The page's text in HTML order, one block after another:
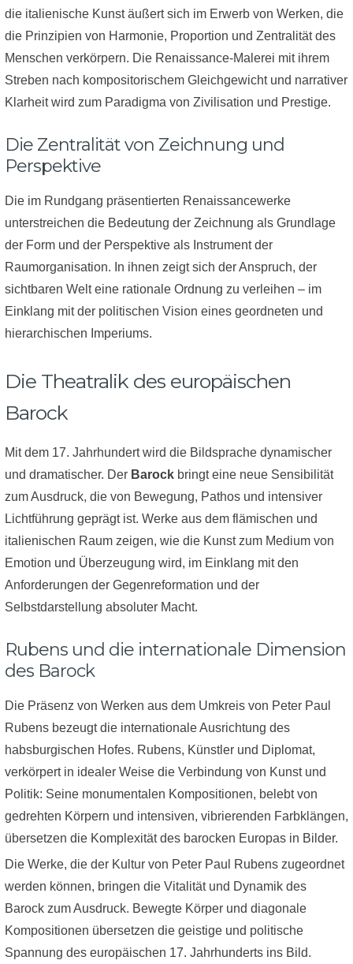
die italienische Kunst äußert sich im Erwerb von Werken, die
die Prinzipien von Harmonie, Proportion und Zentralität des
Menschen verkörpern. Die Renaissance-Malerei mit ihrem
Streben nach kompositorischem Gleichgewicht und narrativer
Klarheit wird zum Paradigma von Zivilisation und Prestige.
Die Zentralität von Zeichnung und
Perspektive
Die im Rundgang präsentierten Renaissancewerke
unterstreichen die Bedeutung der Zeichnung als Grundlage
der Form und der Perspektive als Instrument der
Raumorganisation. In ihnen zeigt sich der Anspruch, der
sichtbaren Welt eine rationale Ordnung zu verleihen – im
Einklang mit der politischen Vision eines geordneten und
hierarchischen Imperiums.
Die Theatralik des europäischen
Barock
Mit dem 17. Jahrhundert wird die Bildsprache dynamischer
und dramatischer. Der Barock bringt eine neue Sensibilität
zum Ausdruck, die von Bewegung, Pathos und intensiver
Lichtführung geprägt ist. Werke aus dem flämischen und
italienischen Raum zeigen, wie die Kunst zum Medium von
Emotion und Überzeugung wird, im Einklang mit den
Anforderungen der Gegenreformation und der
Selbstdarstellung absoluter Macht.
Rubens und die internationale Dimension
des Barock
Die Präsenz von Werken aus dem Umkreis von Peter Paul
Rubens bezeugt die internationale Ausrichtung des
habsburgischen Hofes. Rubens, Künstler und Diplomat,
verkörpert in idealer Weise die Verbindung von Kunst und
Politik: Seine monumentalen Kompositionen, belebt von
gedrehten Körpern und intensiven, vibrierenden Farbklängen,
übersetzen die Komplexität des barocken Europas in Bilder.
Die Werke, die der Kultur von Peter Paul Rubens zugeordnet
werden können, bringen die Vitalität und Dynamik des
Barock zum Ausdruck. Bewegte Körper und diagonale
Kompositionen übersetzen die geistige und politische
Spannung des europäischen 17. Jahrhunderts ins Bild.